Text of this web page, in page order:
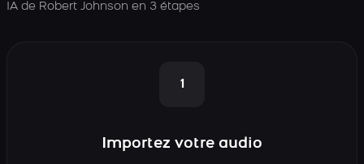
IA de Robert Johnson en 3 étapes
1
Importez votre audio